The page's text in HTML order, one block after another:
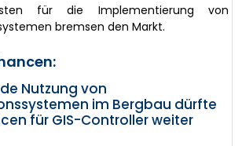
für die Implementierung von
bremsen den Markt.
Nutzung von
im Bergbau dürfte
für GIS-Controller weiter